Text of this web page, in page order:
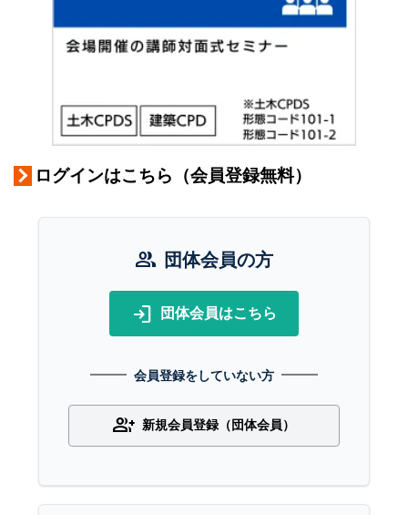
ログインはこちら（会員登録無料）
group 団体会員の方
login 団体会員はこちら
会員登録をしていない方
group_add 新規会員登録（団体会員）